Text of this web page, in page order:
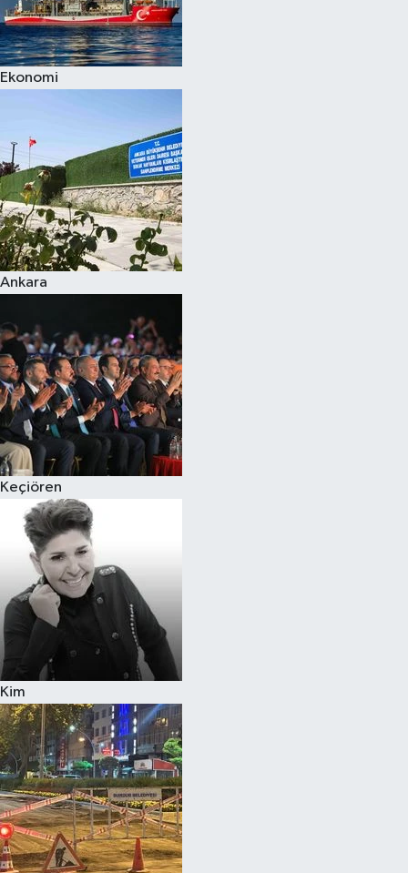
Ekonomi
Ankara
Keçiören
Kim
Spor
Burç Yorumları
Eğitim
Hava Durumu
Kadın
Kültür Sanat
Sağlık
Siyaset
Teknoloji
Televizyon
Yaşam-Çevre